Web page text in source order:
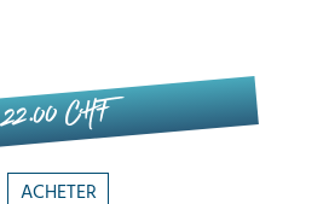
22.00 CHF
ACHETER